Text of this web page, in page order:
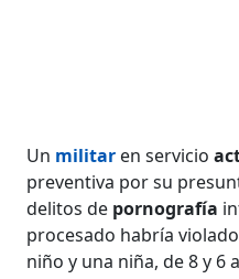
Un militar en servicio
preventiva por su
delitos de pornografía
procesado habría
niño y una niña, de 8 y 6